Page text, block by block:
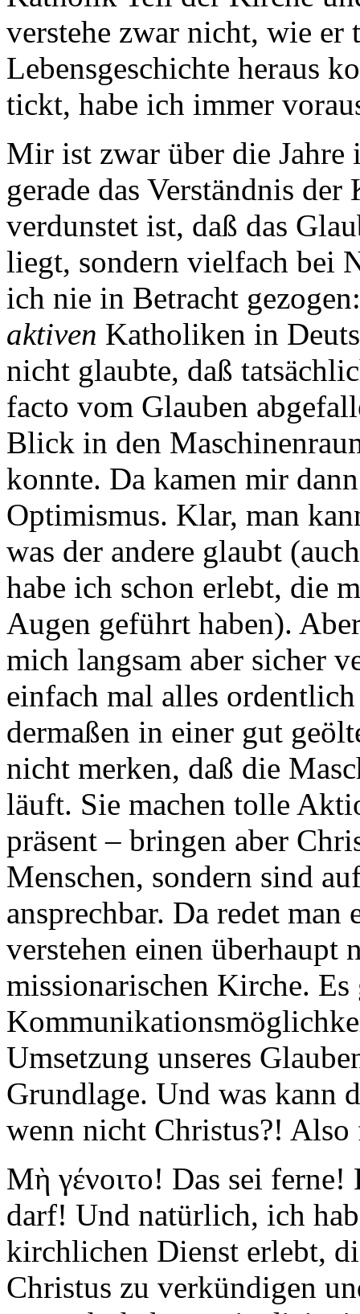
verstehe zwar nicht, wie er
Lebensgeschichte heraus
tickt, habe ich immer
Mir ist zwar über die Jahre
gerade das Verständnis
verdunstet ist, daß das
liegt, sondern vielfach bei
ich nie in Betracht
aktiven Katholiken in
nicht glaubte, daß
facto vom Glauben
Blick in den
konnte. Da kamen mir
Optimismus. Klar, man
was der andere glaubt
habe ich schon erlebt, die
Augen geführt haben).
mich langsam aber sicher
einfach mal alles
dermaßen in einer gut
nicht merken, daß die
läuft. Sie machen tolle
präsent – bringen aber
Menschen, sondern sind
ansprechbar. Da redet
verstehen einen
missionarischen Kirche.
Umsetzung unseres
Grundlage. Und was kann
wenn nicht Christus?!
Μὴ γένοιτο! Das sei
darf! Und natürlich, ich
kirchlichen Dienst erlebt,
Christus zu verkündigen